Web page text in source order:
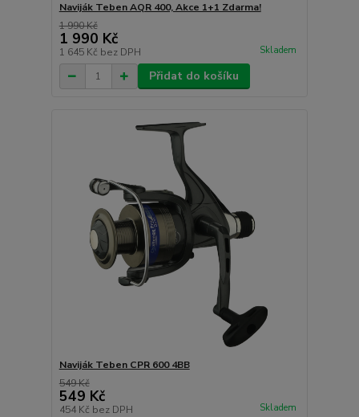
Naviják Teben AQR 400, Akce 1+1 Zdarma!
1 990 Kč
1 990 Kč
1 645 Kč bez DPH Skladem
Přidat do košíku
Naviják Teben CPR 600 4BB
549 Kč
549 Kč
454 Kč bez DPH Skladem